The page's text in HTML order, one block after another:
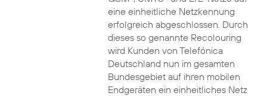
eine einheitliche Netzkennung
erfolgreich abgeschlossen. Durch
dieses so genannte Recolouring
wird Kunden von Telefónica
Deutschland nun im gesamten
Bundesgebiet auf ihren mobilen
Endgeräten ein einheitliches Netz